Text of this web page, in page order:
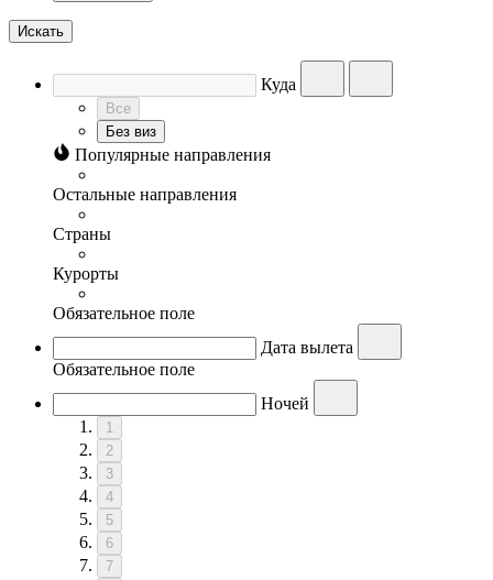
Искать
Куда
Все
Без виз
Популярные направления
Остальные направления
Страны
Курорты
Обязательное поле
Дата вылета
Обязательное поле
Ночей
1
2
3
4
5
6
7